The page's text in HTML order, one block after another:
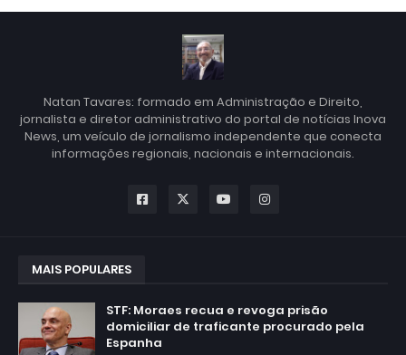
Natan Tavares: formado em Administração e Direito,
jornalista e diretor administrativo do portal de notícias Inova
News, um veículo de jornalismo independente que conecta
informações regionais, nacionais e internacionais.
MAIS POPULARES
STF: Moraes recua e revoga prisão
domiciliar de traficante procurado pela
Espanha